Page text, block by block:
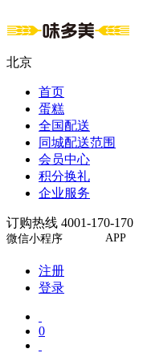
北京
首页
蛋糕
全国配送
同城配送范围
会员中心
积分换礼
企业服务
订购热线 4001-170-170
微信小程序 APP
注册
登录
0